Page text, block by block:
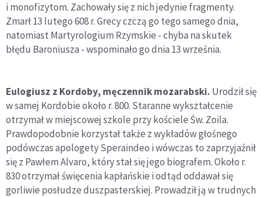
i monofizytom. Zachowały się z nich jedynie fragmenty.
Zmarł 13 lutego 608 r. Grecy czczą go tego samego dnia,
natomiast Martyrologium Rzymskie - chyba na skutek
błędu Baroniusza - wspominało go dnia 13 września.
Eulogiusz z Kordoby, męczennik mozarabski. Urodził się
w samej Kordobie około r. 800. Staranne wykształcenie
otrzymał w miejscowej szkole przy kościele Św. Zoila.
Prawdopodobnie korzystał także z wykładów głośnego
podówczas apologety Speraindeo i wówczas to zaprzyjaźnił
się z Pawłem Alvaro, który stał się jego biografem. Około r.
830 otrzymał święcenia kapłańskie i odtąd oddawał się
gorliwie posłudze duszpasterskiej. Prowadził ją w trudnych